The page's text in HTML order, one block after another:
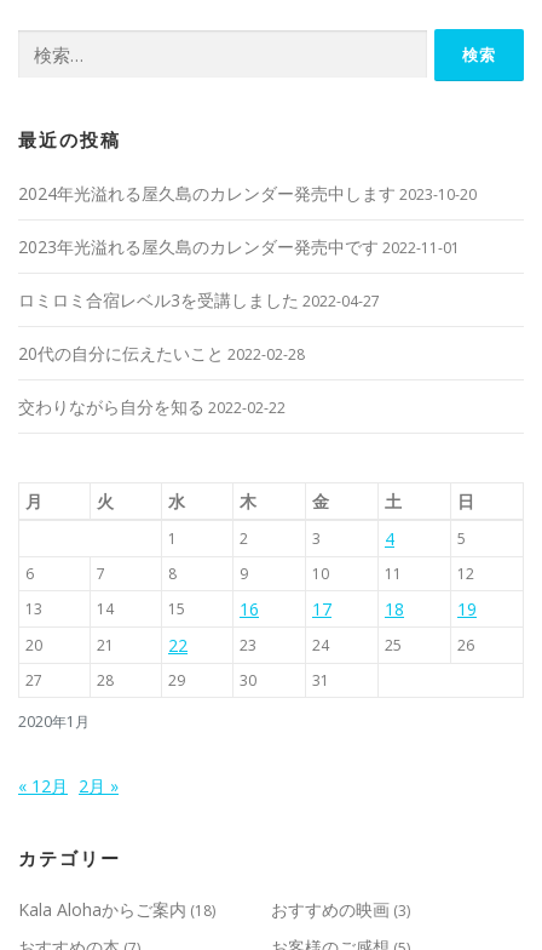
最近の投稿
2024年光溢れる屋久島のカレンダー発売中します 2023-10-20
2023年光溢れる屋久島のカレンダー発売中です 2022-11-01
ロミロミ合宿レベル3を受講しました 2022-04-27
20代の自分に伝えたいこと 2022-02-28
交わりながら自分を知る 2022-02-22
2020年1月
月 火 水 木 金 土 日
1 2 3 4
5
6
7 8 9 10 11
12
13
14 15 16 17 18 19
20 21 22 23 24 25
26
27
28 29 30 31
« 12月 2月 »
カテゴリー
Kala Alohaからご案内 (18) おすすめの映画 (3)